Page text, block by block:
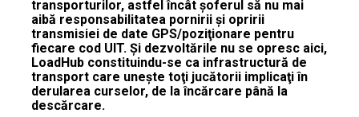
transporturilor, astfel încât şoferul să nu mai
aibă responsabilitatea pornirii şi opririi
transmisiei de date GPS/poziţionare pentru
fiecare cod UIT. Şi dezvoltările nu se opresc aici,
LoadHub constituindu-se ca infrastructură de
transport care uneşte toţi jucătorii implicaţi în
derularea curselor, de la încărcare până la
descărcare.